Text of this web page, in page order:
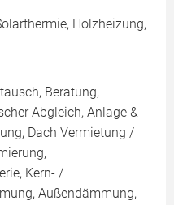
Holzheizung,
Beratung,
Abgleich, Anlage &
Dach Vermietung /
Kern- /
Außendämmung,